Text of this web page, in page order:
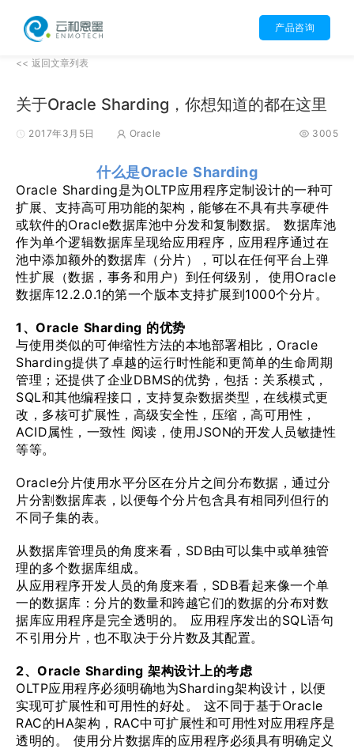
产品咨询
<< 返回文章列表
关于Oracle Sharding，你想知道的都在这里
2017年3月5日 Oracle 3005
什么是Oracle Sharding
Oracle Sharding是为OLTP应用程序定制设计的一种可
扩展、支持高可用功能的架构，能够在不具有共享硬件
或软件的Oracle数据库池中分发和复制数据。 数据库池
作为单个逻辑数据库呈现给应用程序，应用程序通过在
池中添加额外的数据库（分片），可以在任何平台上弹
性扩展（数据，事务和用户）到任何级别， 使用Oracle
数据库12.2.0.1的第一个版本支持扩展到1000个分片。
1、Oracle Sharding 的优势
与使用类似的可伸缩性方法的本地部署相比，Oracle
Sharding提供了卓越的运行时性能和更简单的生命周期
管理；还提供了企业DBMS的优势，包括：关系模式，
SQL和其他编程接口，支持复杂数据类型，在线模式更
改，多核可扩展性，高级安全性，压缩，高可用性，
ACID属性，一致性 阅读，使用JSON的开发人员敏捷性
等等。
Oracle分片使用水平分区在分片之间分布数据，通过分
片分割数据库表，以便每个分片包含具有相同列但行的
不同子集的表。
从数据库管理员的角度来看，SDB由可以集中或单独管
理的多个数据库组成。
从应用程序开发人员的角度来看，SDB看起来像一个单
一的数据库：分片的数量和跨越它们的数据的分布对数
据库应用程序是完全透明的。 应用程序发出的SQL语句
不引用分片，也不取决于分片数及其配置。
2、Oracle Sharding 架构设计上的考虑
OLTP应用程序必须明确地为Sharding架构设计，以便
实现可扩展性和可用性的好处。 这不同于基于Oracle
RAC的HA架构，RAC中可扩展性和可用性对应用程序是
透明的。 使用分片数据库的应用程序必须具有明确定义